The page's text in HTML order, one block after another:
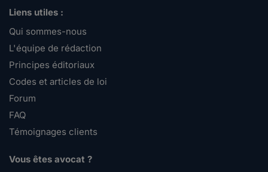
Liens utiles :
Qui sommes-nous
L'équipe de rédaction
Principes éditoriaux
Codes et articles de loi
Forum
FAQ
Témoignages clients
Vous êtes avocat ?